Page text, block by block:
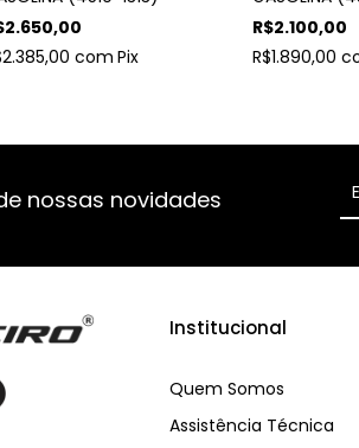
com Pix
R$2.100,00
R$1.890,00
nossas novidades
Institucional
Quem Somos
Assistência Técnica